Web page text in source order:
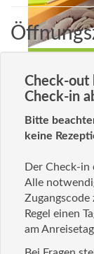
Check-out
Check-in
Bitte
keine
Der Check-
Alle
Zugangscode
Regel einen
am